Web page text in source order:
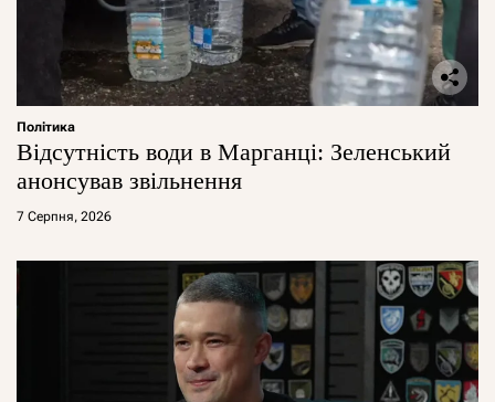
Політика
Відсутність води в Марганці: Зеленський
анонсував звільнення
7 Серпня, 2026